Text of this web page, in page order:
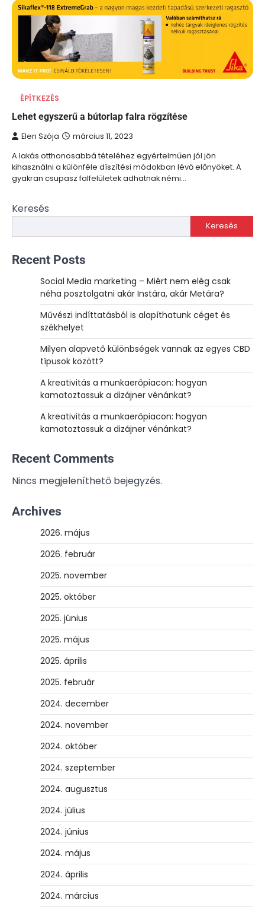
ÉPÍTKEZÉS
Lehet egyszerű a bútorlap falra rögzítése
Elen Szója március 11, 2023
A lakás otthonosabbá tételéhez egyértelműen jól jön
kihasználni a különféle díszítési módokban lévő előnyöket. A
gyakran csupasz falfelületek adhatnak némi…
Keresés
Keresés
Recent Posts
Social Media marketing – Miért nem elég csak
néha posztolgatni akár Instára, akár Metára?
Művészi indíttatásból is alapíthatunk céget és
székhelyet
Milyen alapvető különbségek vannak az egyes CBD
típusok között?
A kreativitás a munkaerőpiacon: hogyan
kamatoztassuk a dizájner vénánkat?
A kreativitás a munkaerőpiacon: hogyan
kamatoztassuk a dizájner vénánkat?
Recent Comments
Nincs megjeleníthető bejegyzés.
Archives
2026. május
2026. február
2025. november
2025. október
2025. június
2025. május
2025. április
2025. február
2024. december
2024. november
2024. október
2024. szeptember
2024. augusztus
2024. július
2024. június
2024. május
2024. április
2024. március